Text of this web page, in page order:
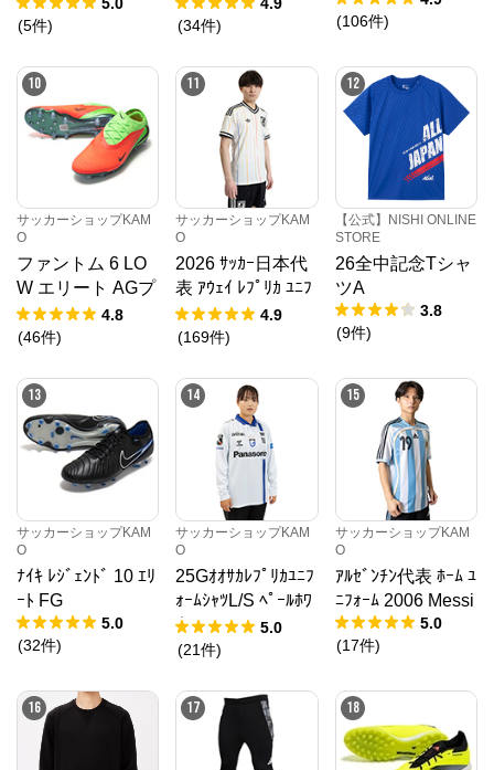
(5件)
(34件)
(106件)
10
サッカーショップKAM
O
ファントム 6 LO
W エリート AGプ
ロ EH
4.8
(46件)
11
サッカーショップKAM
O
2026 ｻｯｶｰ日本代
表 ｱｳｪｲ ﾚﾌﾟﾘｶ ﾕﾆﾌ
ｫｰﾑ
4.9
(169件)
12
【公式】NISHI ONLINE
STORE
26全中記念Tシャ
ツA
3.8
(9件)
13
サッカーショップKAM
O
ﾅｲｷ ﾚｼﾞｪﾝﾄﾞ 10 ｴﾘ
ｰﾄ FG
5.0
(32件)
14
サッカーショップKAM
O
25Gｵｵｻｶﾚﾌﾟﾘｶﾕﾆﾌ
ｫｰﾑｼｬﾂL/S ﾍﾟｰﾙﾎﾜ
ｲﾄ
5.0
(21件)
15
サッカーショップKAM
O
ｱﾙｾﾞﾝﾁﾝ代表 ﾎｰﾑ ﾕ
ﾆﾌｫｰﾑ 2006 Messi
5.0
(17件)
16 17 18
メガスポーツ公式サイト
公式ECサイト
※外部サイトが開きます
メガスポーツ公式サイト からのコメント
スポーツ・アウトドア用品ならスポーツオーソリテ
ィ。ランニング、野球、サッカー、バスケ、ライトレ
ジャーと各ブランドの新商品を多数ご紹介！